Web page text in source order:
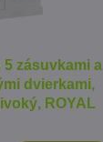
zásuvkami a
dvierkami,
ROYAL